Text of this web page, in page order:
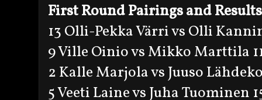
First Round Pairings and Results
13 Olli-Pekka Värri vs Olli
9 Ville Oinio vs Mikko Marttila
2 Kalle Marjola vs Juuso
5 Veeti Laine vs Juha Tuominen